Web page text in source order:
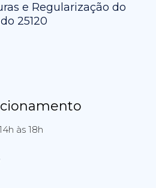
e Regularização do
25120
às 18h